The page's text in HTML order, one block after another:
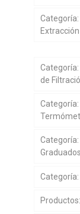
Extracción
de
Categoría: